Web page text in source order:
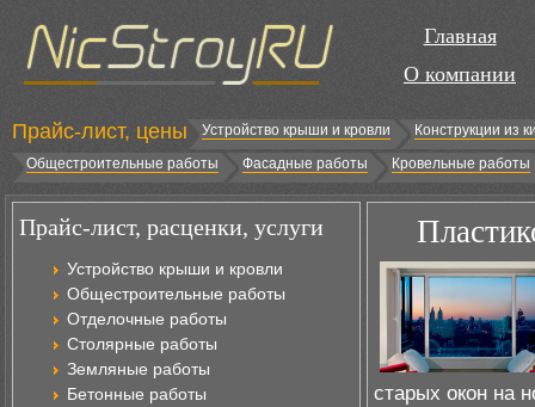
Главная
О компании
Прайс-лист, цены Устройство крыши и кровли
Конструкции из
Общестроительные работы
Фасадные работы Кровельные работы
Прайс-лист, расценки, услуги
Устройство крыши и кровли
Общестроительные работы
Отделочные работы
Столярные работы
Земляные работы
Бетонные работы
старых окон на